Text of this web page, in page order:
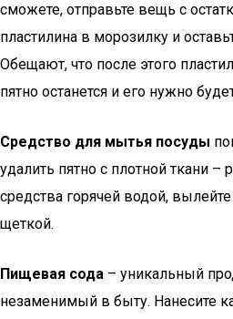
сможете, отправьте вещь с
пластилина в морозилку и
Обещают, что после этого
пятно останется и его нужно
Средство для мытья посуды
удалить пятно с плотной ткани –
средства горячей водой,
щеткой.
Пищевая сода – уникальный
незаменимый в быту. Нанесите